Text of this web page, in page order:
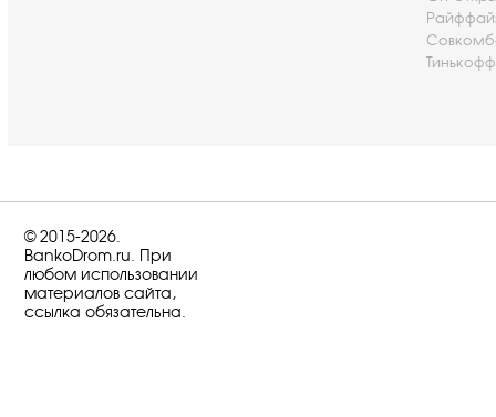
© 2015-2026.
BankoDrom.ru. При
любом использовании
материалов сайта,
ссылка обязательна.